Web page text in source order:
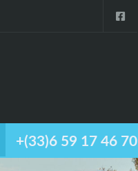
+(33)6 59 17 46 70